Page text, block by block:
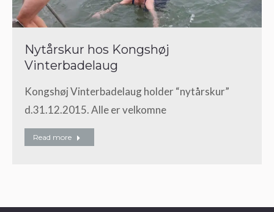
Nytårskur hos Kongshøj
Vinterbadelaug
Kongshøj Vinterbadelaug holder “nytårskur”
d.31.12.2015. Alle er velkomne
Read more